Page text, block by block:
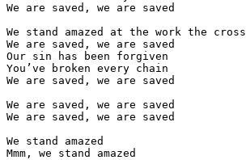
We are saved, we are saved
We stand amazed at the work the cross
We are saved, we are saved
Our sin has been forgiven
You’ve broken every chain
We are saved, we are saved
We are saved, we are saved
We are saved, we are saved
We stand amazed
Mmm, we stand amazed